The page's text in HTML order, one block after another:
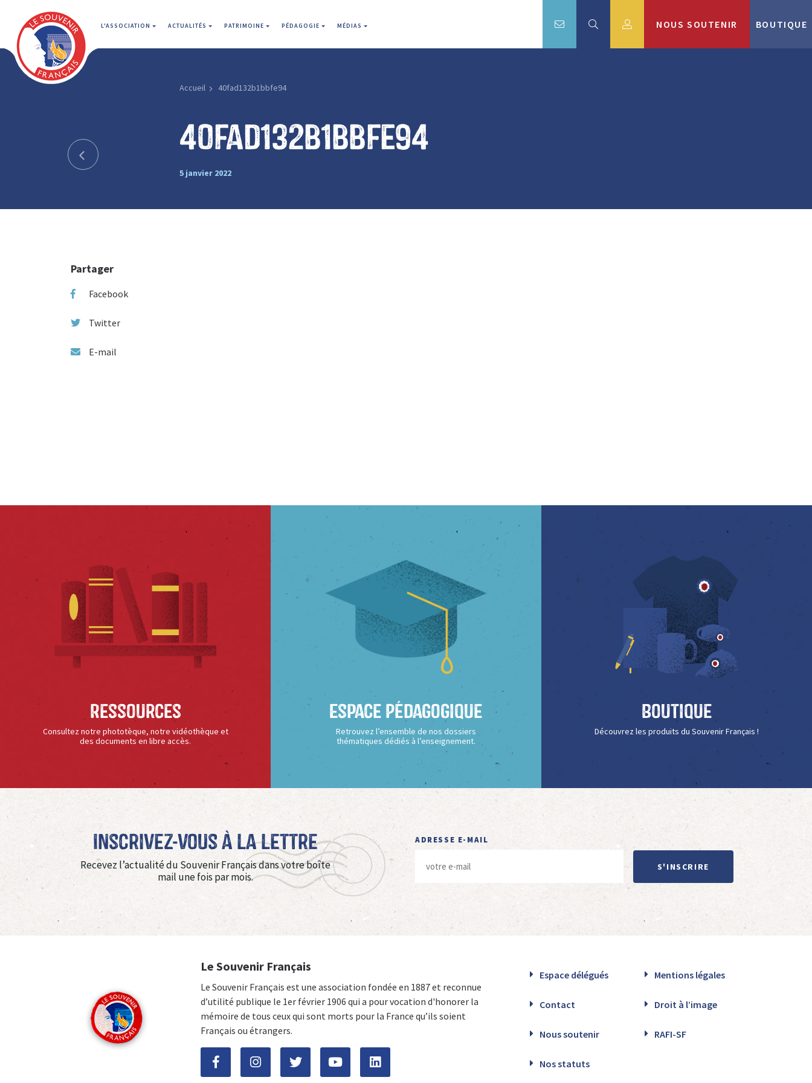
L'ASSOCIATION ACTUALITÉS PATRIMOINE PÉDAGOGIE MÉDIAS NOUS SOUTENIR BOUTIQUE
Accueil 40fad132b1bbfe94
40fad132b1bbfe94
5 janvier 2022
Partager
Facebook
Twitter
E-mail
Ressources
Consultez notre phototèque, notre vidéothèque et
des documents en libre accès.
Espace Pédagogique
Retrouvez l’ensemble de nos dossiers
thématiques dédiés à l’enseignement.
Boutique
Découvrez les produits du Souvenir Français !
Inscrivez-vous à La Lettre
Recevez l’actualité du Souvenir Français dans votre boîte
mail une fois par mois.
ADRESSE E-MAIL
S'INSCRIRE
Le Souvenir Français
Le Souvenir Français est une association fondée en 1887 et reconnue
d’utilité publique le 1er février 1906 qui a pour vocation d'honorer la
mémoire de tous ceux qui sont morts pour la France qu’ils soient
Français ou étrangers.
Espace délégués Mentions légales
Contact Droit à l’image
Nous soutenir RAFI-SF
Nos statuts